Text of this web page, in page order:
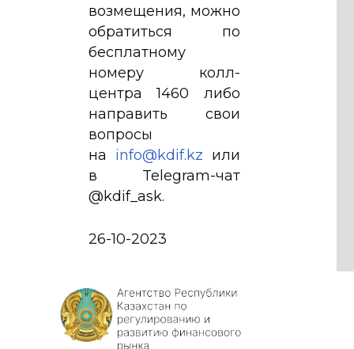
возмещения, можно
обратиться по
бесплатному
номеру колл-
центра 1460 либо
направить свои
вопросы
на info@kdif.kz или
в Telegram-чат
@kdif_ask.
26-10-2023